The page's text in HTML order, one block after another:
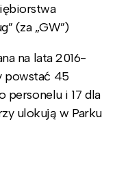
(za „GW”)
na lata 2016-
powstać 45
personelu i 17 dla
ulokują w Parku